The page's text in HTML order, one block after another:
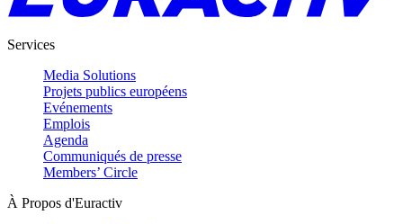
Services
Media Solutions
Projets publics européens
Evénements
Emplois
Agenda
Communiqués de presse
Members’ Circle
À Propos d'Euractiv